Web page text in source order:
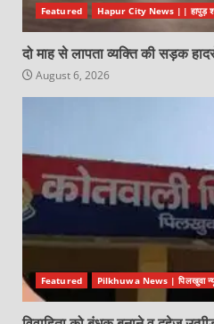
Featured Hapur City News || हापुड़
दो माह से लापता व्यक्ति की सड़क
August 6, 2026
Featured Pilkhuwa News | पिलखुवा